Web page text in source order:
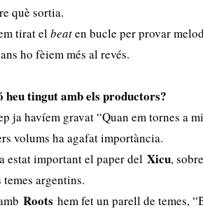
què sortia.
tirat elbeaten bucle per provar
ho fèiem més al revés.
heu tingut amb els productors?
ja havíem gravat “Quan em tornes a
volums ha agafat importància.
estat important el paper delXicu,
temes argentins.
Roots hem fet un parell de temes,